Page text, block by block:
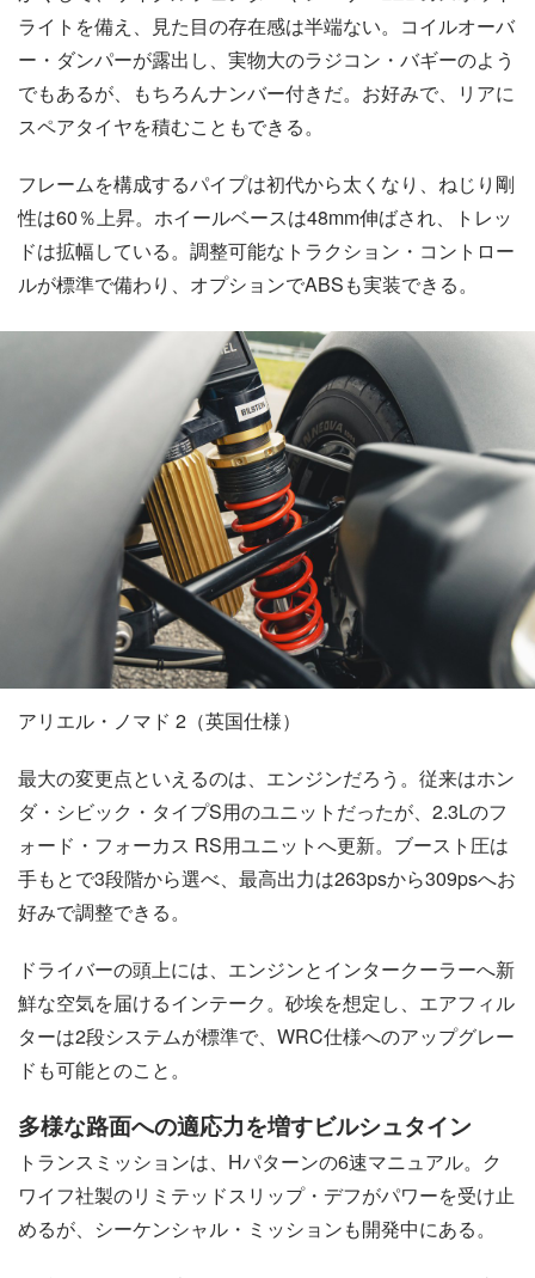
ライトを備え、見た目の存在感は半端ない。コイルオーバ
ー・ダンパーが露出し、実物大のラジコン・バギーのよう
でもあるが、もちろんナンバー付きだ。お好みで、リアに
スペアタイヤを積むこともできる。
フレームを構成するパイプは初代から太くなり、ねじり剛
性は60％上昇。ホイールベースは48mm伸ばされ、トレッ
ドは拡幅している。調整可能なトラクション・コントロー
ルが標準で備わり、オプションでABSも実装できる。
アリエル・ノマド 2（英国仕様）
最大の変更点といえるのは、エンジンだろう。従来はホン
ダ・シビック・タイプS用のユニットだったが、2.3Lのフ
ォード・フォーカス RS用ユニットへ更新。ブースト圧は
手もとで3段階から選べ、最高出力は263psから309psへお
好みで調整できる。
ドライバーの頭上には、エンジンとインタークーラーへ新
鮮な空気を届けるインテーク。砂埃を想定し、エアフィル
ターは2段システムが標準で、WRC仕様へのアップグレー
ドも可能とのこと。
多様な路面への適応力を増すビルシュタイン
トランスミッションは、Hパターンの6速マニュアル。ク
ワイフ社製のリミテッドスリップ・デフがパワーを受け止
めるが、シーケンシャル・ミッションも開発中にある。